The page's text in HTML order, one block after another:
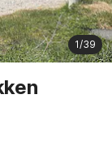
1/39